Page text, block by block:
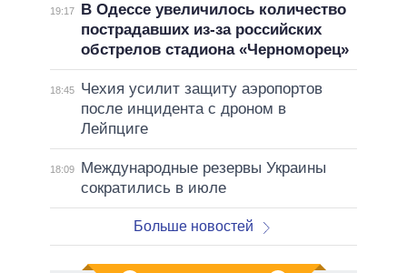
19:17
В Одессе увеличилось количество
пострадавших из-за российских
обстрелов стадиона «Черноморец»
18:45
Чехия усилит защиту аэропортов
после инцидента с дроном в
Лейпциге
18:09
Международные резервы Украины
сократились в июле
Больше новостей